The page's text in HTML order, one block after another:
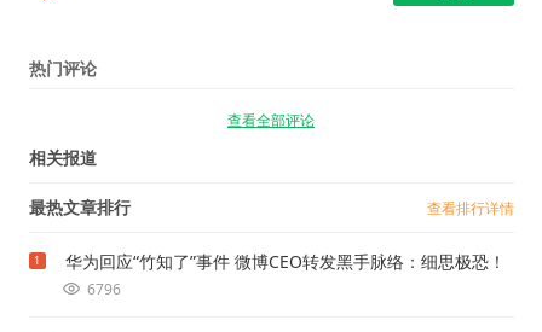
热门评论
查看全部评论
相关报道
最热文章排行 查看排行详情
1 华为回应“竹知了”事件 微博CEO转发黑手脉络：细思极恐！
6796